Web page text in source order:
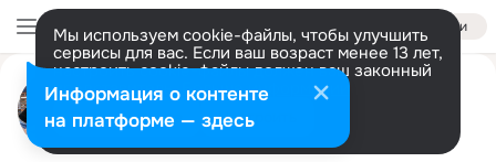
Войти
Мы используем cookie-файлы, чтобы улучшить
сервисы для вас. Если ваш возраст менее 13 лет,
настроить cookie-файлы должен ваш законный
представитель. Больше информации
Разрешить все Настроить
Евгения Счастливых
Ижевск 25 декабря (47 лет)
Подробнее
Информация о контенте
на платформе — здесь